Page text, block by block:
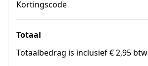
Kortingscode
Totaal
Totaalbedrag is inclusief € 2,95 btw